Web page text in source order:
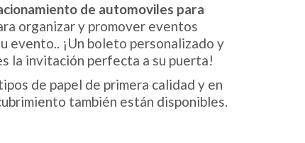
de automoviles para
organizar y promover eventos
evento.. ¡Un boleto personalizado y
la invitación perfecta a su puerta!
de papel de primera calidad y en
también están disponibles.